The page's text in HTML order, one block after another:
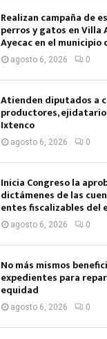
Realizan campaña de
perros y gatos en Villa
Ayecac en el
agosto 6, 2026 0
Atienden diputados a
productores,
Ixtenco
agosto 6, 2026 0
Inicia Congreso la
dictámenes de las
entes fiscalizables del
agosto 6, 2026 0
No más mismos
expedientes para
equidad
agosto 6, 2026 0